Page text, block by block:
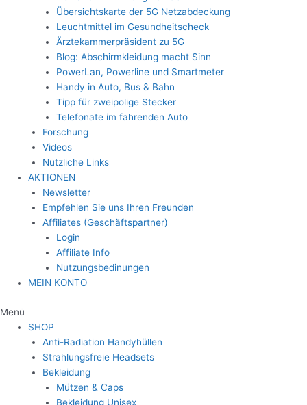
Übersichtskarte der 5G Netzabdeckung
Leuchtmittel im Gesundheitscheck
Ärztekammerpräsident zu 5G
Blog: Abschirmkleidung macht Sinn
PowerLan, Powerline und Smartmeter
Handy in Auto, Bus & Bahn
Tipp für zweipolige Stecker
Telefonate im fahrenden Auto
Forschung
Videos
Nützliche Links
AKTIONEN
Newsletter
Empfehlen Sie uns Ihren Freunden
Affiliates (Geschäftspartner)
Login
Affiliate Info
Nutzungsbedinungen
MEIN KONTO
Menü
SHOP
Anti-Radiation Handyhüllen
Strahlungsfreie Headsets
Bekleidung
Mützen & Caps
Bekleidung Unisex